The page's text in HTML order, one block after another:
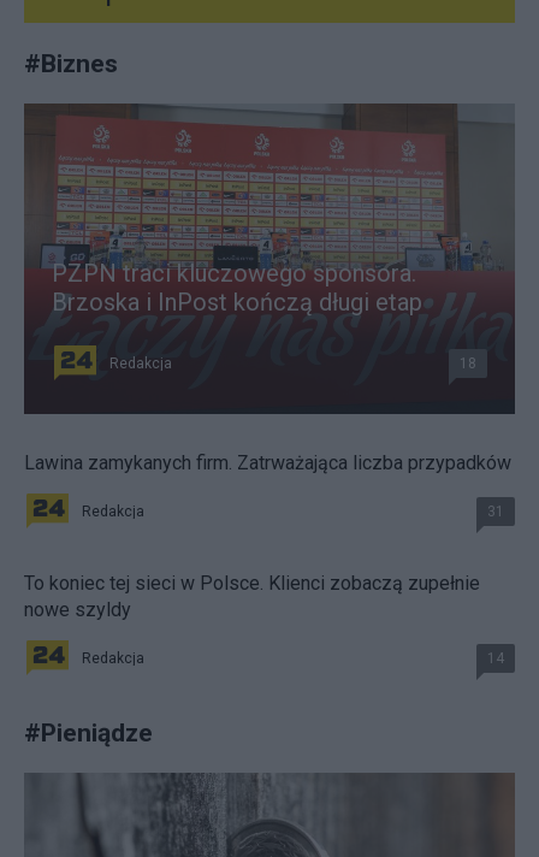
#Biznes
PZPN traci kluczowego sponsora.
Brzoska i InPost kończą długi etap
Redakcja 18
Lawina zamykanych firm. Zatrważająca liczba przypadków
Redakcja 31
To koniec tej sieci w Polsce. Klienci zobaczą zupełnie
nowe szyldy
Redakcja 14
#Pieniądze